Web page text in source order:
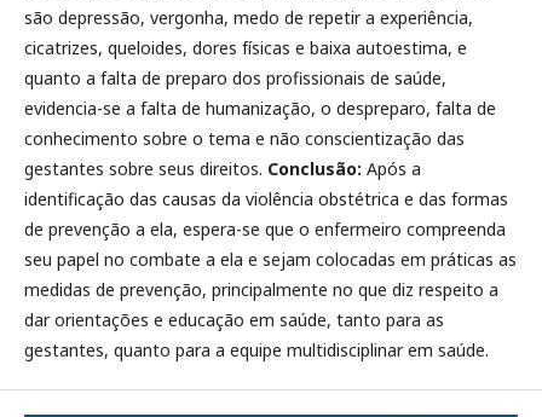
são depressão, vergonha, medo de repetir a experiência,
cicatrizes, queloides, dores físicas e baixa autoestima, e
quanto a falta de preparo dos profissionais de saúde,
evidencia-se a falta de humanização, o despreparo, falta de
conhecimento sobre o tema e não conscientização das
gestantes sobre seus direitos. Conclusão: Após a
identificação das causas da violência obstétrica e das formas
de prevenção a ela, espera-se que o enfermeiro compreenda
seu papel no combate a ela e sejam colocadas em práticas as
medidas de prevenção, principalmente no que diz respeito a
dar orientações e educação em saúde, tanto para as
gestantes, quanto para a equipe multidisciplinar em saúde.